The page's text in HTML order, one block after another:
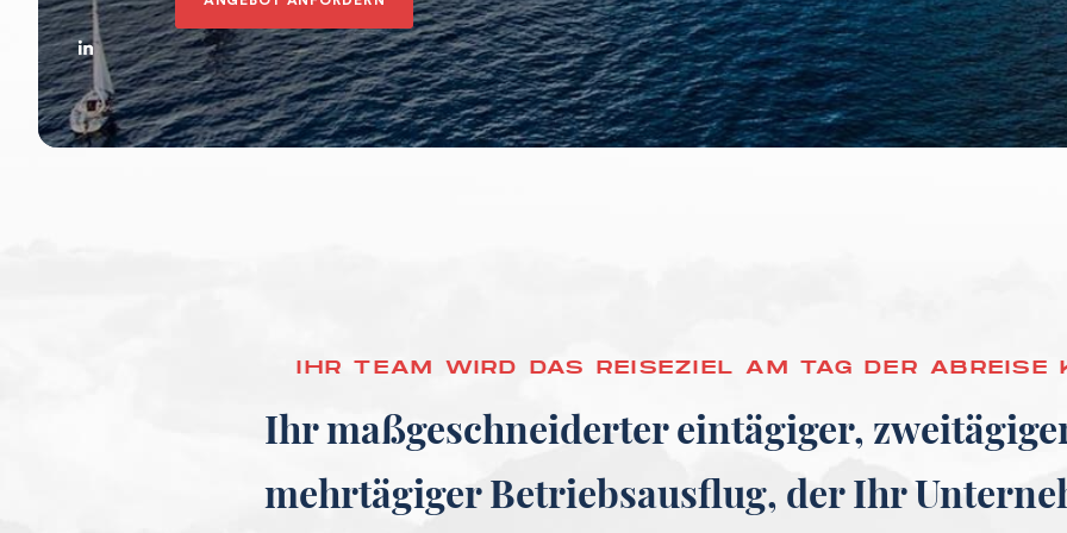
IHR TEAM WIRD DAS REISEZIEL AM TAG DER ABREISE
Ihr maßgeschneiderter eintägiger,
mehrtägiger Betriebsausflug, der Ihr